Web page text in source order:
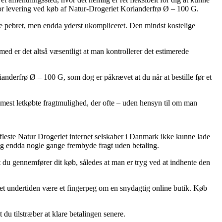
levering ved køb af Natur-Drogeriet Korianderfrø Ø – 100 G.
men endda yderst ukompliceret. Den mindst kostelige
er det altså væsentligt at man kontrollerer det estimerede
Ø – 100 G, som dog er påkrævet at du når at bestille før et
letkøbte fragtmulighed, der ofte – uden hensyn til om man
Natur Drogeriet internet selskaber i Danmark ikke kunne lade
endda nogle gange frembyde fragt uden betaling.
gennemfører dit køb, således at man er tryg ved at indhente den
undertiden være et fingerpeg om en snydagtig online butik. Køb
tilstræber at klare betalingen senere.